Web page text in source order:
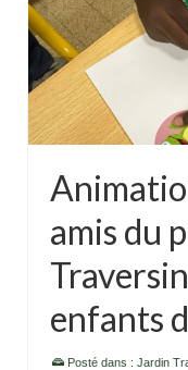
amis du
enfants
Posté dans : Jardin